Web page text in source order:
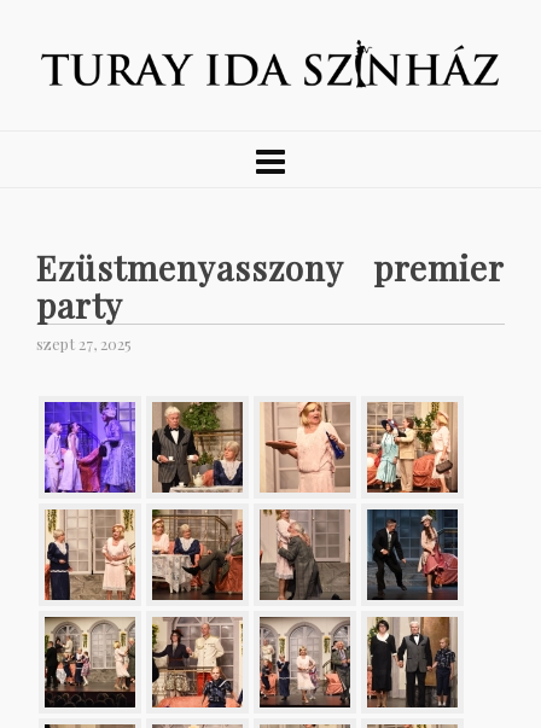
Ezüstmenyasszony premier
party
szept 27, 2025